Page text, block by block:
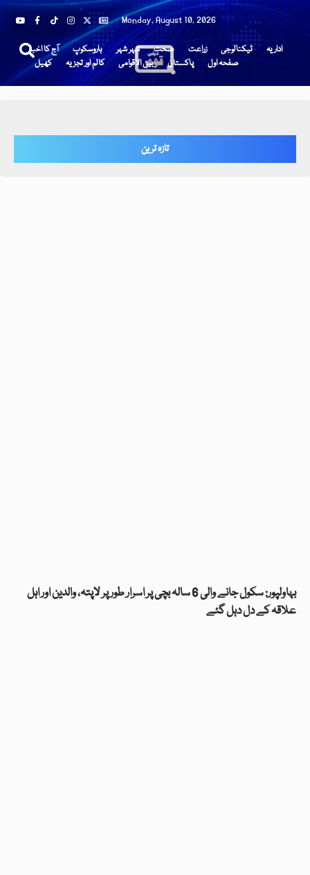
Monday, August 10, 2026
آج کا اخبار ہاروسکوپ شہر شہر صحت زراعت ٹیکنالوجی
اداریہ
کھیل
کالم اور تجزیہ بین الاقوامی پاکستان صفحہ اول
تازہ ترین
بہاولپور: سکول جانے والی 6 سالہ بچی پر اسرار طور پر لاپتہ، والدین اور اہل
علاقہ کے دل دہل گئے